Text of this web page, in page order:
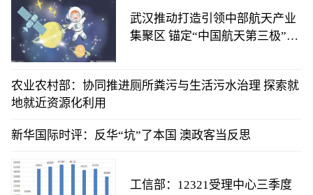
武汉推动打造引领中部航天产业
集聚区 锚定“中国航天第三极”目
农业农村部：协同推进厕所粪污与生活污水治理 探索就
地就近资源化利用
新华国际时评：反华“坑”了本国 澳政客当反思
工信部：12321受理中心三季度